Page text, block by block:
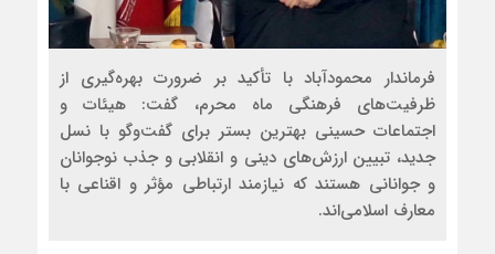
فرماندار محمودآباد با تأکید بر ضرورت بهره‌گیری از
ظرفیت‌های فرهنگی ماه محرم، گفت: هیئات و
اجتماعات حسینی بهترین بستر برای گفت‌وگو با نسل
جدید، تبیین ارزش‌های دینی و انقلابی و جذب نوجوانان
و جوانانی هستند که نیازمند ارتباطی مؤثر و اقناعی با
معارف اسلامی‌اند.